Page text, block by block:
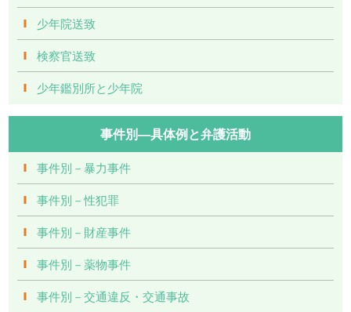
少年院送致
検察官送致
少年鑑別所と少年院
事件別―具体例と弁護活動
事件別－暴力事件
事件別－性犯罪
事件別－財産事件
事件別－薬物事件
事件別－交通違反・交通事故